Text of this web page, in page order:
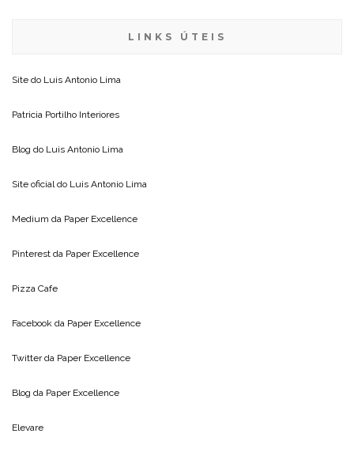
LINKS ÚTEIS
Site do Luis Antonio Lima
Patricia Portilho Interiores
Blog do Luis Antonio Lima
Site oficial do Luis Antonio Lima
Medium da Paper Excellence
Pinterest da Paper Excellence
Pizza Cafe
Facebook da Paper Excellence
Twitter da Paper Excellence
Blog da Paper Excellence
Elevare